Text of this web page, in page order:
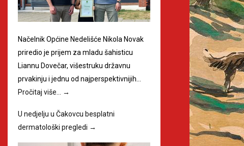
Načelnik Općine Nedelišće Nikola Novak
priredio je prijem za mladu šahisticu
Liannu Dovečar, višestruku državnu
prvakinju i jednu od najperspektivnijih…
Pročitaj više… →
U nedjelju u Čakovcu besplatni
dermatološki pregledi →